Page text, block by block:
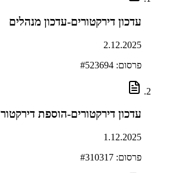
עדכון דירקטורים-עדכון מנהלים
2.12.2025
פרסום: # 523694
עדכון דירקטורים-הוספת דירקטור
1.12.2025
פרסום: # 310317